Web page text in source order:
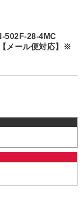
502F-28-4MC
メール便対応】※